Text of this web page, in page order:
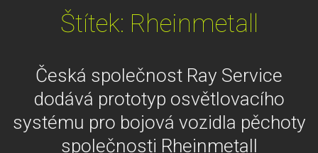
Štítek: Rheinmetall
Česká společnost Ray Service
dodává prototyp osvětlovacího
systému pro bojová vozidla pěchoty
společnosti Rheinmetall